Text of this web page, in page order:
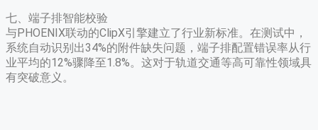
七、端子排智能校验
与PHOENIX联动的ClipX引擎建立了行业新标准。在测试中，
系统自动识别出34%的附件缺失问题，端子排配置错误率从行
业平均的12%骤降至1.8%。这对于轨道交通等高可靠性领域具
有突破意义。